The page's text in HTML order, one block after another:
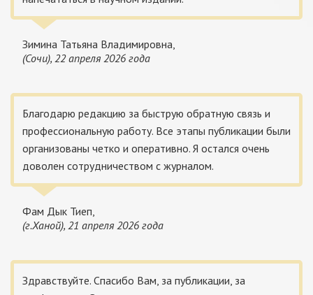
Зимина Татьяна Владимировна,
(Сочи), 22 апреля 2026 года
Благодарю редакцию за быструю обратную связь и
профессиональную работу. Все этапы публикации были
организованы четко и оперативно. Я остался очень
доволен сотрудничеством с журналом.
Фам Дык Тиеп,
(г.Ханой), 21 апреля 2026 года
Здравствуйте. Спасибо Вам, за публикации, за